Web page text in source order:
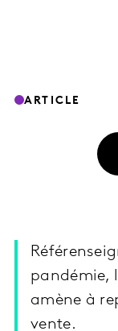
ARTICLE
pandémie,
amène à
vente.